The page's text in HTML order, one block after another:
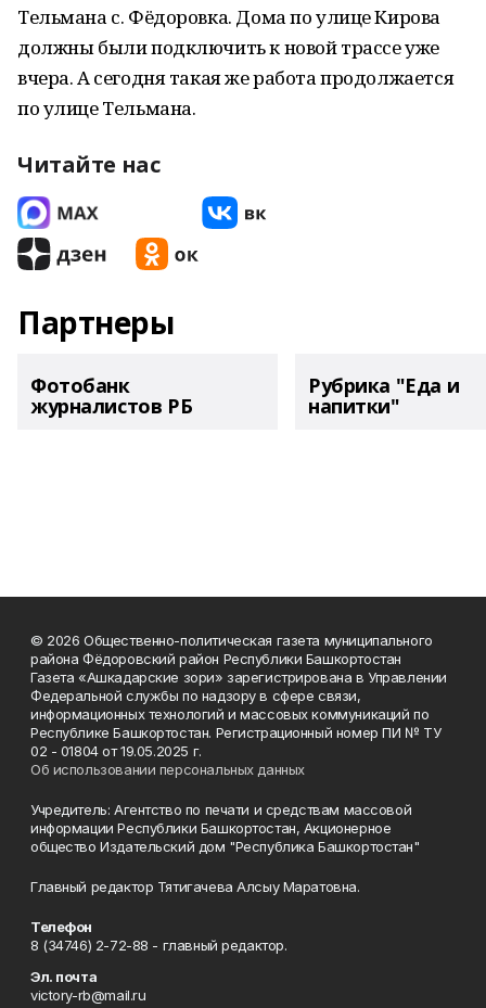
Тельмана с. Фёдоровка. Дома по улице Кирова
должны были подключить к новой трассе уже
вчера. А сегодня такая же работа продолжается
по улице Тельмана.
Читайте нас
Партнеры
Фотобанк
журналистов РБ
Рубрика "Еда и
напитки"
© 2026 Общественно-политическая газета муниципального
района Фёдоровский район Республики Башкортостан
Газета «Ашкадарские зори» зарегистрирована в Управлении
Федеральной службы по надзору в сфере связи,
информационных технологий и массовых коммуникаций по
Республике Башкортостан. Регистрационный номер ПИ № ТУ
02 - 01804 от 19.05.2025 г.
Об использовании персональных данных
Учредитель: Агентство по печати и средствам массовой
информации Республики Башкортостан, Акционерное
общество Издательский дом "Республика Башкортостан"
Главный редактор Тятигачева Алсыу Маратовна.
Телефон
8 (34746) 2-72-88 - главный редактор.
Эл. почта
victory-rb@mail.ru